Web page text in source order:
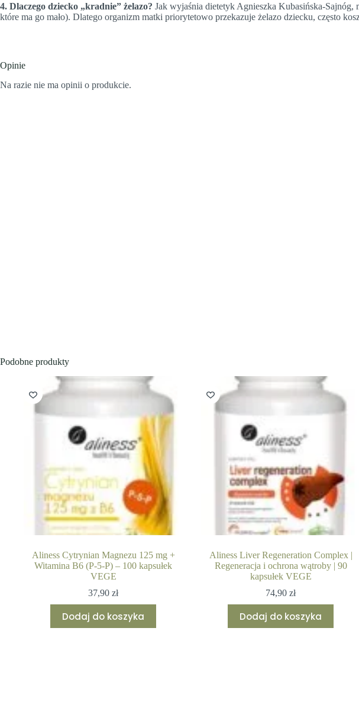
4. Dlaczego dziecko „kradnie” żelazo? Jak wyjaśnia dietetyk Agnieszka Kubasińska-Sajnóg,
które ma go mało). Dlatego organizm matki priorytetowo przekazuje żelazo dziecku, często
Opinie
Na razie nie ma opinii o produkcie.
Podobne produkty
Aliness Cytrynian Magnezu 125 mg +
Witamina B6 (P-5-P) – 100 kapsułek
VEGE
37,90zł
Dodaj do koszyka
Aliness Liver Regeneration Complex |
Regeneracja i ochrona wątroby | 90
kapsułek VEGE
74,90zł
Dodaj do koszyka